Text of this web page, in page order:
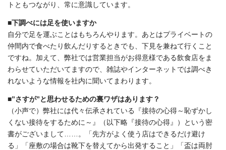
トともつながり、常に意識しています。
■下調べには足を使いますか
自分で足を運ぶことはもちろんやります。あとはプライベートの
仲間内で食べたり飲んだりするときでも、下見を兼ねて行くこと
ですね。加えて、弊社では営業担当がお得意様である飲食店をま
わらせていただいてますので、雑誌やインターネットでは調べき
れないような情報を社内に聞いてまわります。
■”さすが”と思わせるための裏ワザはあります？
（小声で）弊社には代々伝承されている『接待の心得～恥ずかし
くない接待をするために～』（以下略『接待の心得』）という密
書がございまして……。「先方がよく使う店はできるだけ避け
る」「座敷の場合は靴下を替えてから出発すること」「盃は両肘